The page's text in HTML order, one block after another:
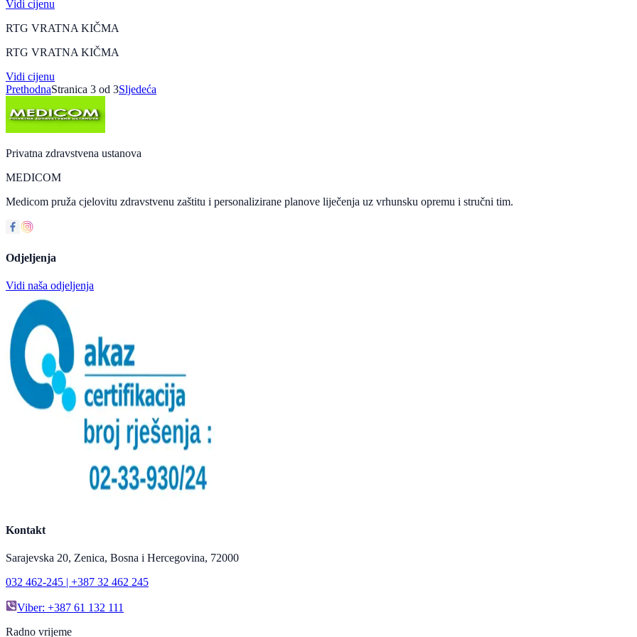
Vidi cijenu
RTG VRATNA KIČMA
RTG VRATNA KIČMA
Vidi cijenu
PrethodnaStranica 3 od 3Sljedeća
Privatna zdravstvena ustanova
MEDICOM
Medicom pruža cjelovitu zdravstvenu zaštitu i personalizirane planove liječenja uz vrhunsku opremu i stručni tim.
Odjeljenja
Vidi naša odjeljenja
Kontakt
Sarajevska 20, Zenica, Bosna i Hercegovina, 72000
032 462-245 | +387 32 462 245
Viber: +387 61 132 111
Radno vrijeme